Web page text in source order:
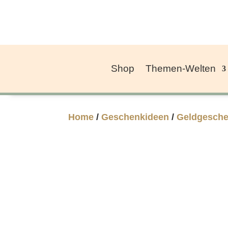
Shop Themen-Welten
Home /Geschenkideen /